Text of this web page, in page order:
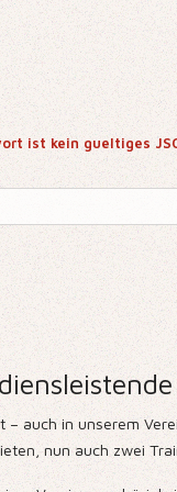
ist kein gueltiges
auch in unserem
nun auch zwei